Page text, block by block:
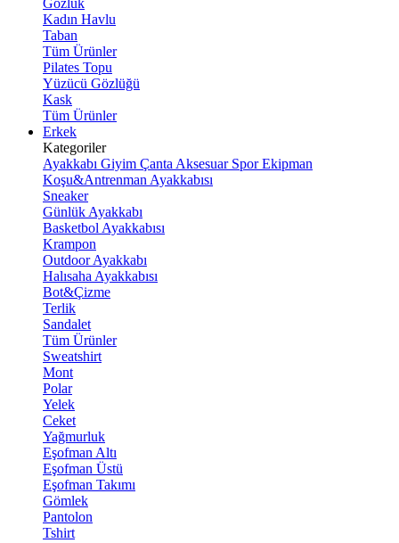
Gözlük
Kadın Havlu
Taban
Tüm Ürünler
Pilates Topu
Yüzücü Gözlüğü
Kask
Tüm Ürünler
Erkek
Kategoriler
Ayakkabı Giyim Çanta Aksesuar Spor Ekipman
Koşu&Antrenman Ayakkabısı
Sneaker
Günlük Ayakkabı
Basketbol Ayakkabısı
Krampon
Outdoor Ayakkabı
Halısaha Ayakkabısı
Bot&Çizme
Terlik
Sandalet
Tüm Ürünler
Sweatshirt
Mont
Polar
Yelek
Ceket
Yağmurluk
Eşofman Altı
Eşofman Üstü
Eşofman Takımı
Gömlek
Pantolon
Tshirt